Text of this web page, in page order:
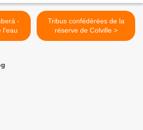
l'eau
Tribus confédérées de la
réserve de Colville >